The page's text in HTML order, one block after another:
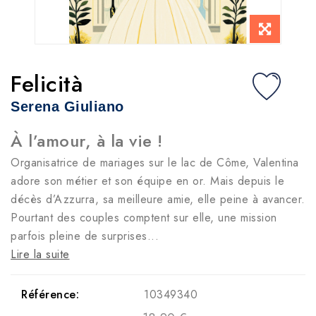
Felicità
Serena Giuliano
À l’amour, à la vie !
Organisatrice de mariages sur le lac de Côme, Valentina
adore son métier et son équipe en or. Mais depuis le
décès d’Azzurra, sa meilleure amie, elle peine à avancer.
Pourtant des couples comptent sur elle, une mission
parfois pleine de surprises...
Lire la suite
Référence: 10349340